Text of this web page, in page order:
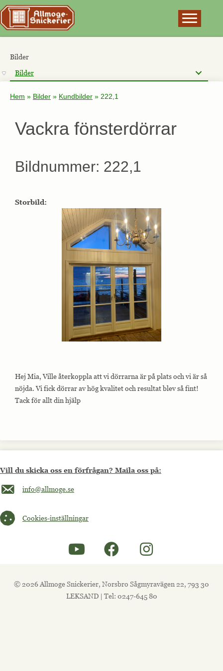
Bilder
Bilder
Hem » Bilder » Kundbilder » 222,1
Vackra fönsterdörrar
Bildnummer: 222,1
Storbild:
Hej Mia, Ville återkoppla att vi dörrarna är på plats och vi är så
nöjda. Vi fick dörrar av hög kvalitet och resultat blev så fint!
Tack för allt din hjälp
Vill du skicka oss en förfrågan? Maila oss på:
Maila oss på info@allmoge.se
info@allmoge.se
Cookies-inställningar
Cookies-inställningar
© 2026 Allmoge Snickerier, Norsbro Sågmyravägen 22, 793 30
LEKSAND | Tel: 0247-645 80